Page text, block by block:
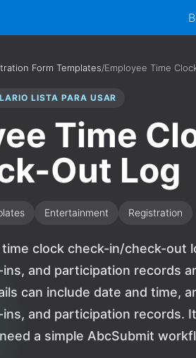
Form Templates/Employee Time
LISTA PARA USAR
Time
Out Log
Entertainment Registration
clock check-in/check-out
and participation records
can include date and time,
and participation records.
a simple AbcSubmit